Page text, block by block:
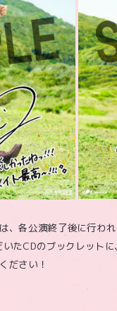
、各公演終了後に行わ
たCDのブックレット
ださい！